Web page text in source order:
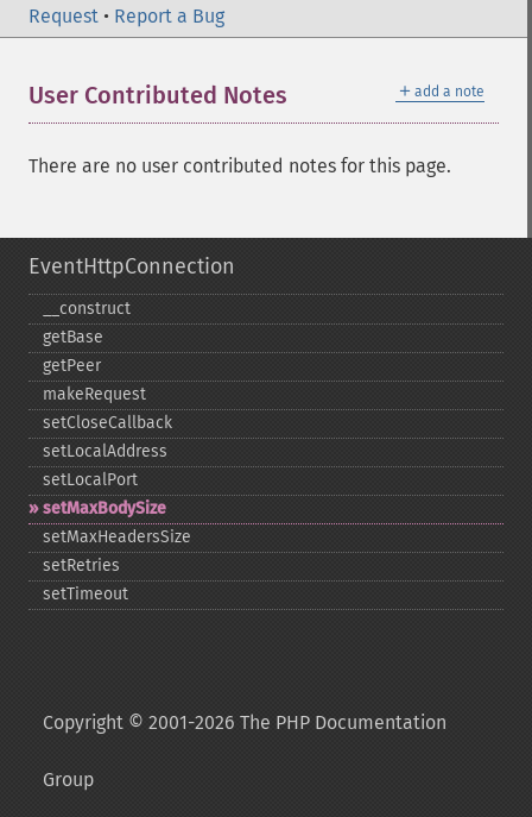
Request • Report a Bug
＋ add a note
User Contributed Notes
There are no user contributed notes for this page.
EventHttpConnection
_​_​construct
getBase
getPeer
makeRequest
setCloseCallback
setLocalAddress
setLocalPort
setMaxBodySize
setMaxHeadersSize
setRetries
setTimeout
Copyright © 2001-2026 The PHP Documentation
Group